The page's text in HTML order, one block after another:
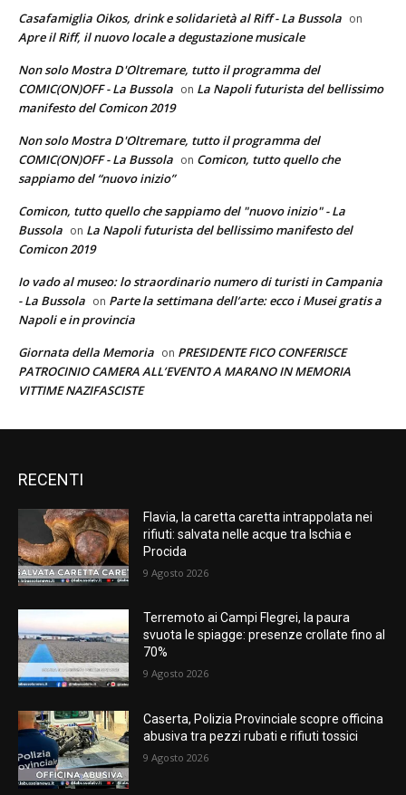
Casafamiglia Oikos, drink e solidarietà al Riff - La Bussola on
Apre il Riff, il nuovo locale a degustazione musicale
Non solo Mostra D'Oltremare, tutto il programma del
COMIC(ON)OFF - La Bussola on La Napoli futurista del bellissimo
manifesto del Comicon 2019
Non solo Mostra D'Oltremare, tutto il programma del
COMIC(ON)OFF - La Bussola on Comicon, tutto quello che
sappiamo del “nuovo inizio”
Comicon, tutto quello che sappiamo del "nuovo inizio" - La
Bussola on La Napoli futurista del bellissimo manifesto del
Comicon 2019
Io vado al museo: lo straordinario numero di turisti in Campania
- La Bussola on Parte la settimana dell’arte: ecco i Musei gratis a
Napoli e in provincia
Giornata della Memoria on PRESIDENTE FICO CONFERISCE
PATROCINIO CAMERA ALL’EVENTO A MARANO IN MEMORIA
VITTIME NAZIFASCISTE
RECENTI
Flavia, la caretta caretta intrappolata nei
rifiuti: salvata nelle acque tra Ischia e
Procida
9 Agosto 2026
Terremoto ai Campi Flegrei, la paura
svuota le spiagge: presenze crollate fino al
70%
9 Agosto 2026
Caserta, Polizia Provinciale scopre officina
abusiva tra pezzi rubati e rifiuti tossici
9 Agosto 2026